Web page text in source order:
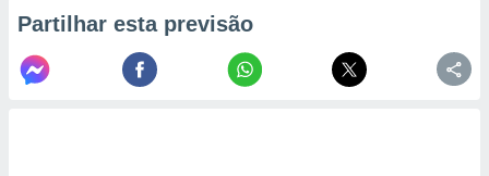
Partilhar esta previsão